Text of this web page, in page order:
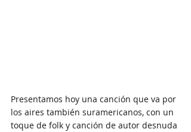
Presentamos hoy una canción que va por
los aires también suramericanos, con un
toque de folk y canción de autor desnuda